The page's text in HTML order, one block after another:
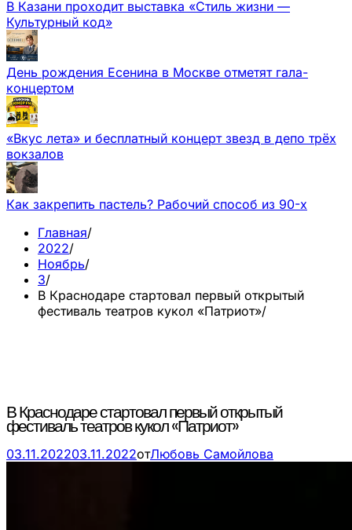
В Казани проходит выставка «Стиль жизни —
Культурный код»
День рождения Есенина в Москве отметят гала-
концертом
«Вкус лета» и бесплатный концерт звезд в депо трёх
вокзалов
Как закрепить пастель? Рабочий способ из 90-х
Главная
2022
Ноябрь
3
В Краснодаре стартовал первый открытый
фестиваль театров кукол «Патриот»
В Краснодаре стартовал первый открытый
фестиваль театров кукол «Патриот»
03.11.202203.11.2022отЛюбовь Самойлова